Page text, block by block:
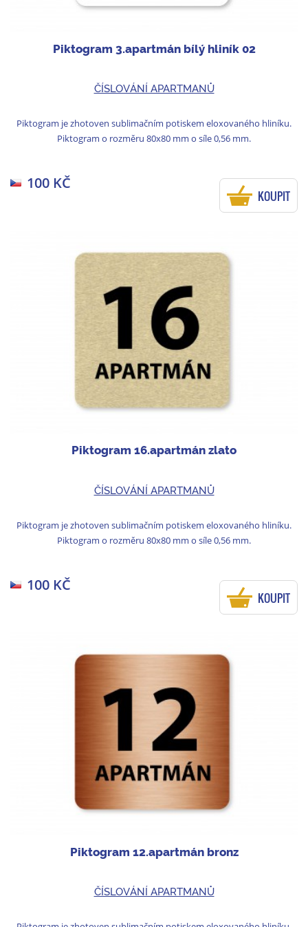
Piktogram 3.apartmán bílý hliník 02
ČÍSLOVÁNÍ APARTMANŮ
Piktogram je zhotoven sublimačním potiskem eloxovaného hliníku.
Piktogram o rozměru 80x80 mm o síle 0,56 mm.
100 KČ
KOUPIT
Piktogram 16.apartmán zlato
ČÍSLOVÁNÍ APARTMANŮ
Piktogram je zhotoven sublimačním potiskem eloxovaného hliníku.
Piktogram o rozměru 80x80 mm o síle 0,56 mm.
100 KČ
KOUPIT
Piktogram 12.apartmán bronz
ČÍSLOVÁNÍ APARTMANŮ